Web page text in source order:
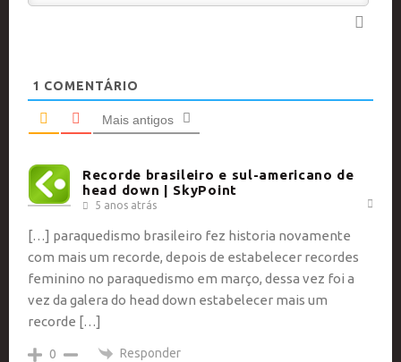
1 COMENTÁRIO
Mais antigos
Recorde brasileiro e sul-americano de
head down | SkyPoint
5 anos atrás
[…] paraquedismo brasileiro fez historia novamente
com mais um recorde, depois de estabelecer recordes
feminino no paraquedismo em março, dessa vez foi a
vez da galera do head down estabelecer mais um
recorde […]
0 Responder